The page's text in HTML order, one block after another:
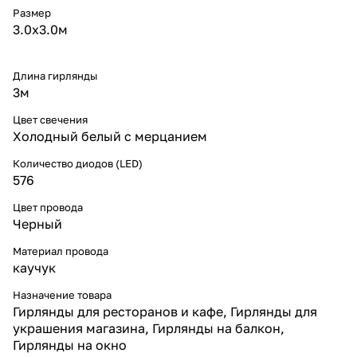
цвета.
Особенности конструкции
* Размер: 3×3 м, 576 LED —
сетке.
* Тип свечения: белое с
лёгкой динамики без
раздражающего строба.
мм — прочный, влагостойкий и
морозоустойчивый материал
* Соединяемая система:
гирлянды можно объединять в
оформления крупных
площадей.
* Питание: 220 V (через
стартовый шнур, приобретается
отдельно).
* Энергоэффективность:
минимальное потребление
энергии при высокой яркости
Размер
3.0х3.0м
Длина гирлянды
3м
Цвет свечения
Холодный белый с мерцанием
Количество диодов (LED)
576
Цвет провода
Черный
Материал провода
каучук
Назначение товара
Гирлянды для ресторанов и кафе, Гирлянды для
украшения магазина, Гирлянды на балкон,
Гирлянды на окно